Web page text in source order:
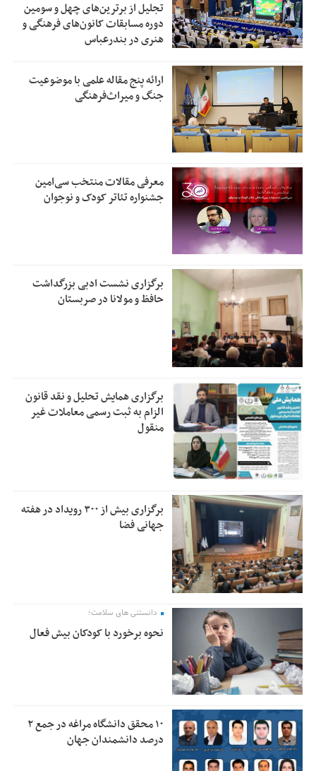
تجلیل از بر‌ترین‌های چهل و سومین
دوره مسابقات کانون‌های فرهنگی و
هنری در بندرعباس
ارائه پنج مقاله علمی با موضوعیت
جنگ و میراث‌فرهنگی
معرفی مقالات منتخب سی‌امین
جشنواره تئاتر کودک و نوجوان
برگزاری نشست ادبی بزرگداشت
حافظ و مولانا در صربستان
برگزاری همایش تحلیل و نقد قانون
الزام به ثبت رسمی معاملات غیر
منقول
برگزاری بیش از ۳۰۰ رویداد در هفته
جهانی فضا
دانستنی های سلامت؛
نحوه برخورد با کودکان بیش فعال
۱۰ محقق دانشگاه مراغه در جمع ۲
درصد دانشمندان جهان